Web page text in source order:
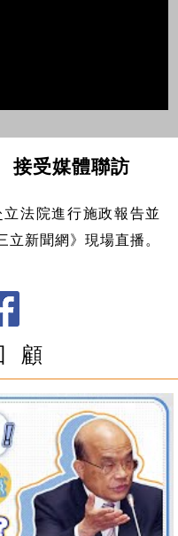
接受媒體聯訪
法院進行施政報告並
新聞網》現場直播。
顧